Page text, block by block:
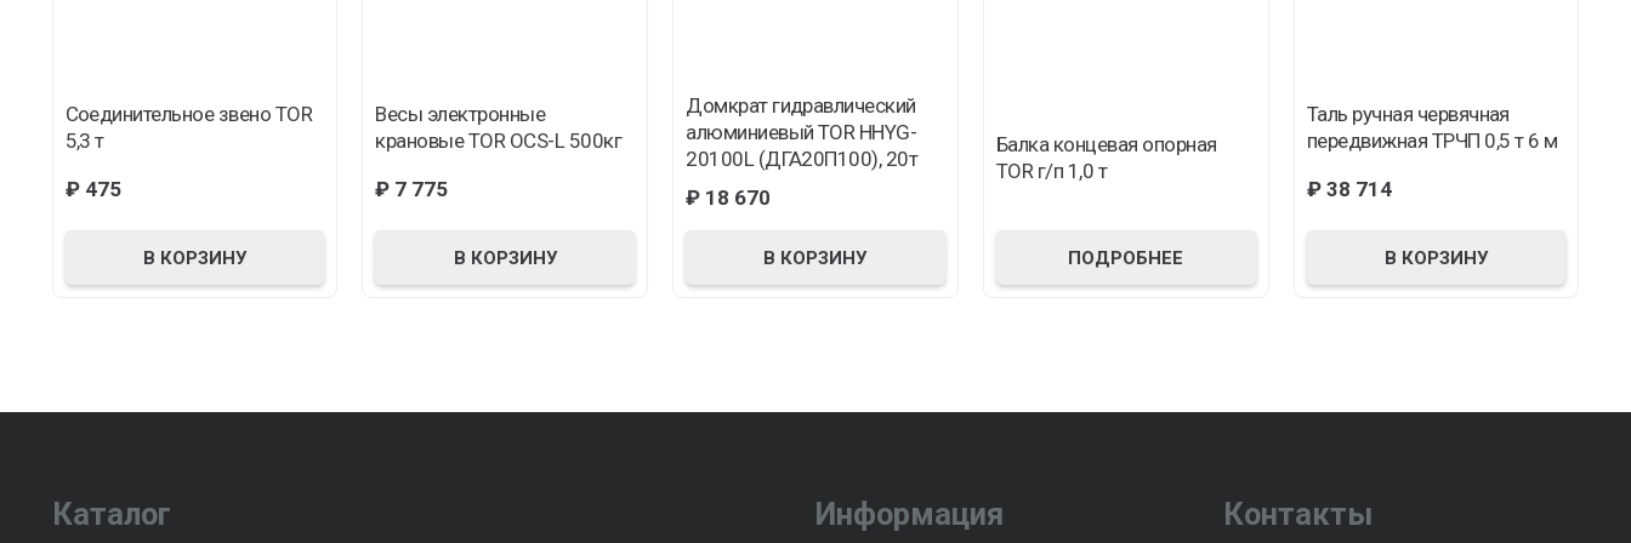
Соединительное звено TOR
5,3 т
₽475
В КОРЗИНУ
Весы электронные
крановые TOR OCS-L 500кг
₽ 7 775
В КОРЗИНУ
Домкрат гидравлический
алюминиевый TOR HHYG-
20100L (ДГА20П100), 20т
₽ 18 670
В КОРЗИНУ
Балка концевая опорная
TOR г/п 1,0 т
ПОДРОБНЕЕ
Таль ручная червячная
передвижная ТРЧП 0,5 т 6 м
₽38 714
В КОРЗИНУ
Каталог Информация Контакты